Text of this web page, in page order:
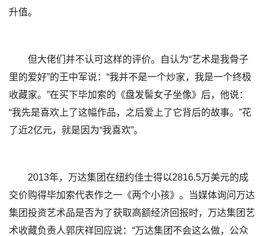
升值。
但大佬们并不认可这样的评价。自认为“艺术是我骨子
里的爱好”的王中军说：“我并不是一个炒家，我是一个终极
收藏家。”在买下毕加索的《盘发髻女子坐像》后，他说：
“我先是喜欢上了这幅作品，之后爱上了它背后的故事。”花
了近2亿元，就是因为“我喜欢”。
2013年，万达集团在纽约佳士得以2816.5万美元的成
交价购得毕加索代表作之一《两个小孩》。当媒体询问万达
集团投资艺术品是否为了获取高额经济回报时，万达集团艺
术收藏负责人郭庆祥回应说：“万达集团不会这么做，公众